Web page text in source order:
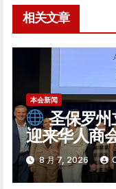
相关文章
本会新闻
圣保罗州
迎来华人商
企对话「高
8 月 7, 2026